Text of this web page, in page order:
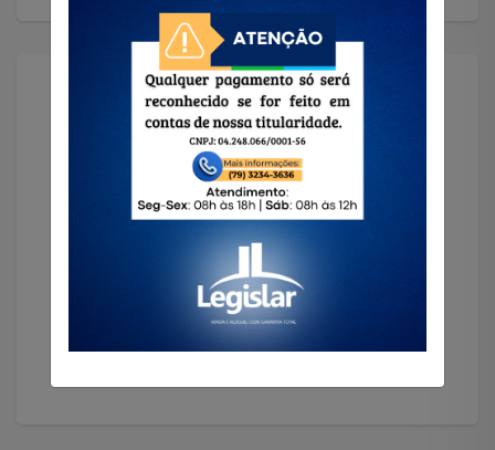
Solicitar Imóvel
Encontramos o imóvel que você precisa!
Solicitar